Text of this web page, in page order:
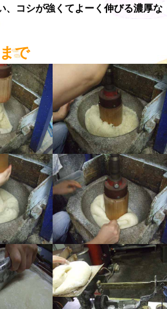
、コシが強くてよーく伸びる濃厚な
で